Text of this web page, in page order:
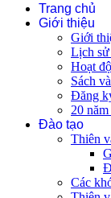
Trang chủ
Giới thiệu
Giới
Lịch
Hoạt
Sách
Đăng
20
Đào tạo
Thiên
Các